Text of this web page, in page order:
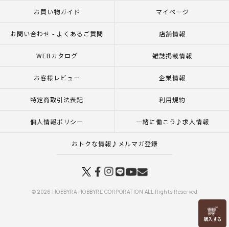
リリヤン
フェア
お買い物ガイド マイページ
お問い合わせ - よくあるご質問 店舗情報
WEBカタログ 雑誌掲載情報
お客様レビュー 企業情報
特定商取引法表記 利用規約
個人情報ポリシー 一緒に働こう♪求人情報
おトクな情報♪メルマガ登録
© 2026 HOBBYRA HOBBYRE CORPORATION ALL Rights Reserved